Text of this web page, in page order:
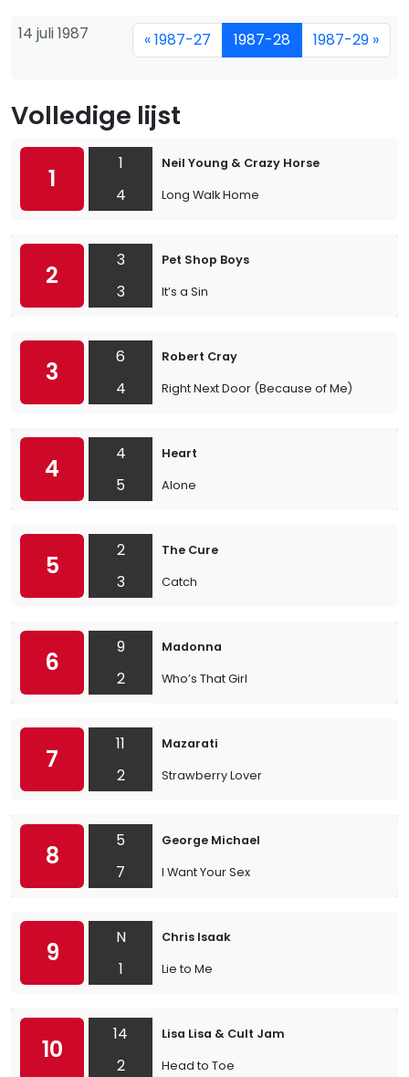
14 juli 1987 « 1987-27 1987-28 1987-29 »
Volledige lijst
1
1
4
Neil Young & Crazy Horse
Long Walk Home
2
3
3
Pet Shop Boys
It’s a Sin
3
6
4
Robert Cray
Right Next Door (Because of Me)
4
4
5
Heart
Alone
5
2
3
The Cure
Catch
6
9
2
Madonna
Who’s That Girl
7
11
2
Mazarati
Strawberry Lover
8
5
7
George Michael
I Want Your Sex
9
N
1
Chris Isaak
Lie to Me
10
14
2
Lisa Lisa & Cult Jam
Head to Toe